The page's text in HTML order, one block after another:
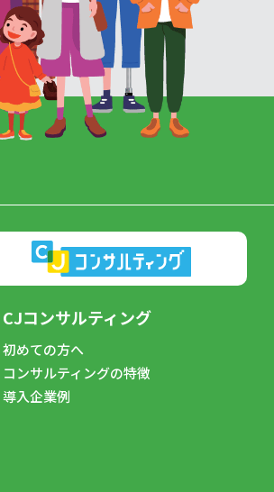
CJコンサルティング
初めての方へ
コンサルティングの特徴
導入企業例